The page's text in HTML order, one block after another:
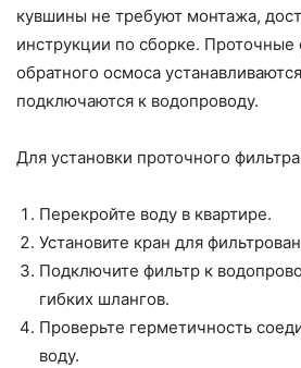
кувшины не требуют монтажа,
инструкции по сборке.
обратного осмоса
подключаются к водопроводу.
Для установки проточного
Перекройте воду в квартире.
Установите кран для
Подключите фильтр к
гибких шлангов.
Проверьте герметичность
воду.